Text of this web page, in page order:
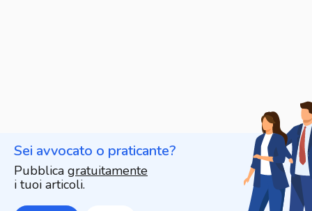
Sei avvocato o praticante?
Pubblica gratuitamente
i tuoi articoli.